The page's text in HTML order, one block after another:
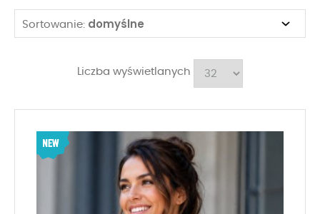
Sortowanie: domyślne
Liczba wyświetlanych